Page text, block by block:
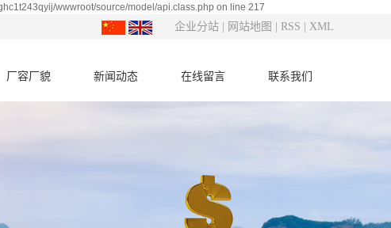
wwwroot/source/model/api.class.php on line 217
企业分站 网站地图 RSS XML
厂容厂貌 新闻动态 在线留言 联系我们